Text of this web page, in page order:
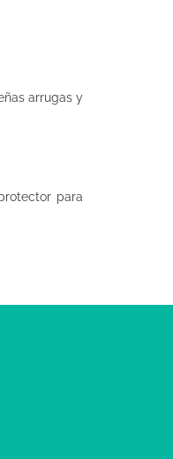
arrugas y
para